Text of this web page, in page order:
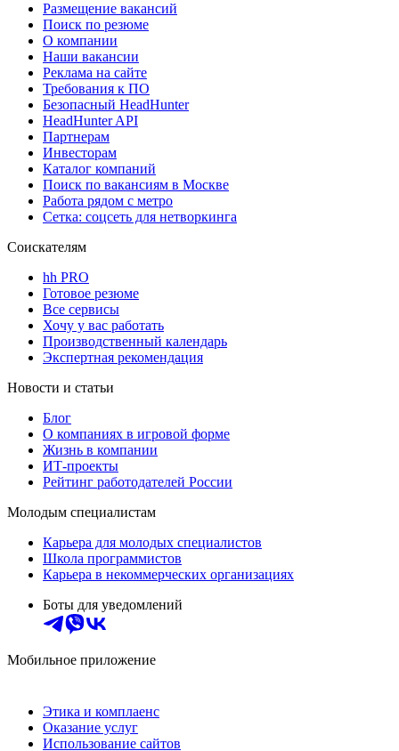
Размещение вакансий
Поиск по резюме
О компании
Наши вакансии
Реклама на сайте
Требования к ПО
Безопасный HeadHunter
HeadHunter API
Партнерам
Инвесторам
Каталог компаний
Поиск по вакансиям в Москве
Работа рядом с метро
Сетка: соцсеть для нетворкинга
Соискателям
hh PRO
Готовое резюме
Все сервисы
Хочу у вас работать
Производственный календарь
Экспертная рекомендация
Новости и статьи
Блог
О компаниях в игровой форме
Жизнь в компании
ИТ-проекты
Рейтинг работодателей России
Молодым специалистам
Карьера для молодых специалистов
Школа программистов
Карьера в некоммерческих организациях
Боты для уведомлений
Мобильное приложение
Этика и комплаенс
Оказание услуг
Использование сайтов